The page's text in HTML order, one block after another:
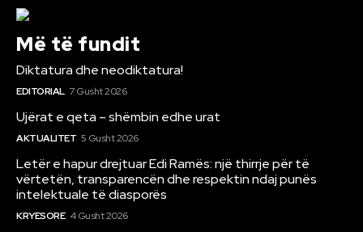
Më të fundit
Diktatura dhe neodiktatura!
EDITORIAL 7 Gusht 2026
Ujërat e qeta – shëmbin edhe urat
AKTUALITET 5 Gusht 2026
Letër e hapur drejtuar Edi Ramës: një thirrje për të
vërtetën, transparencën dhe respektin ndaj punës
intelektuale të diasporës
KRYESORE 4 Gusht 2026